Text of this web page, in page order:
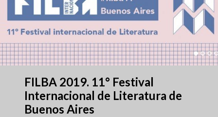
FILBA 2019. 11° Festival
Internacional de Literatura de
Buenos Aires